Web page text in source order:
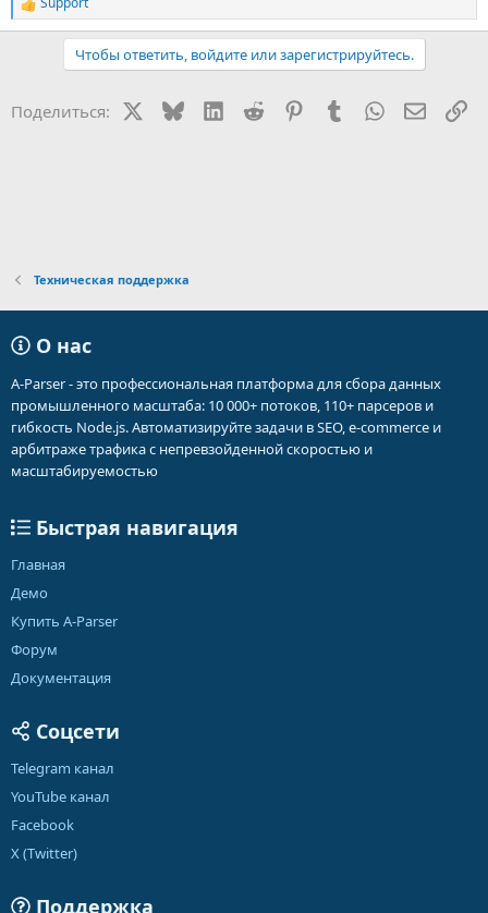
Р
е
и
Чтобы ответить, войдите или зарегистрируйтесь.
Поделиться: BlueskyLinkedIn
Reddit PinterestTumblr WhatsApp
Техническая поддержка
О нас
A-Parser - это профессиональная платформа для сбора данных
промышленного масштаба: 10 000+ потоков, 110+ парсеров и
гибкость Node.js. Автоматизируйте задачи в SEO, e-commerce и
арбитраже трафика с непревзойденной скоростью и
масштабируемостью
Быстрая навигация
Главная
Демо
Купить A-Parser
Форум
Документация
Соцсети
Telegram канал
YouTube канал
Facebook
X (Twitter)
Поддержка